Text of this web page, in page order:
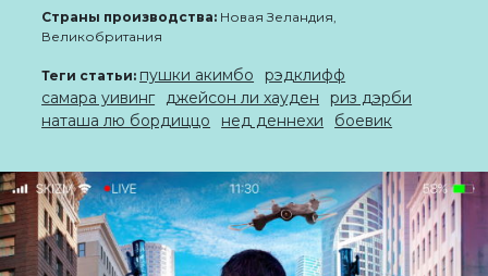
Страны производства: Новая Зеландия,
Великобритания
Теги статьи: пушки акимбо
рэдклифф
самара уивинг
джейсон ли хауден
риз дэрби
наташа лю бордиццо
нед деннехи боевик